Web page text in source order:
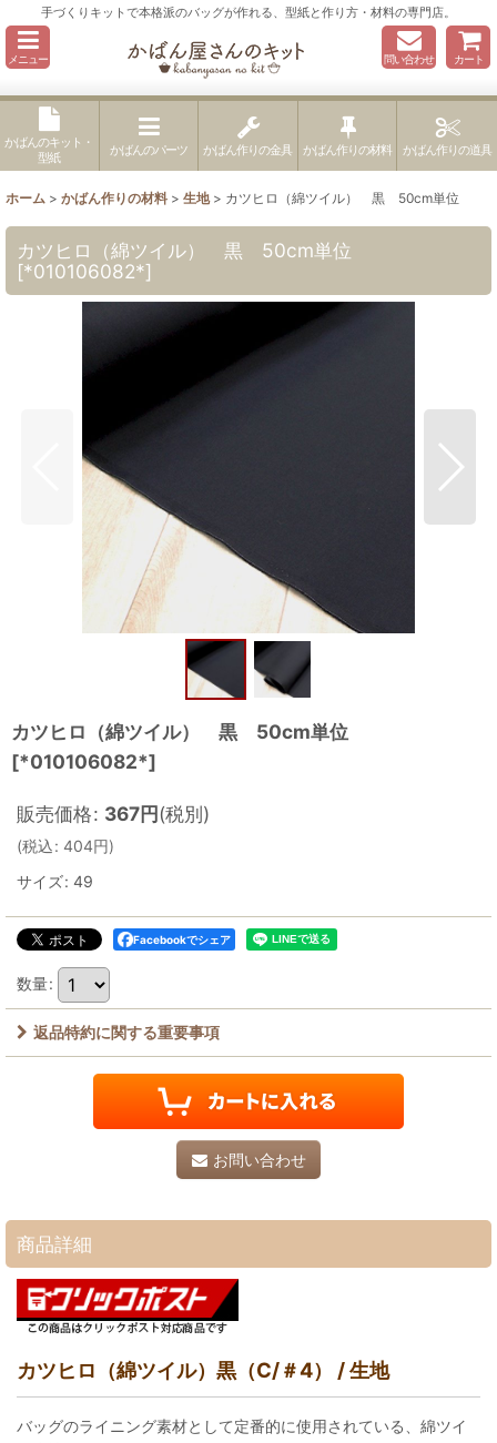
手づくりキットで本格派のバッグが作れる、型紙と作り方・材料の専門店。
メニュー 問い合わせ カート
かばんのキット・
型紙
かばんのパーツ かばん作りの金具 かばん作りの材料 かばん作りの道具
ホーム > かばん作りの材料 > 生地 > カツヒロ（綿ツイル） 黒 50cm単位
カツヒロ（綿ツイル） 黒 50cm単位
[*010106082*]
カツヒロ（綿ツイル） 黒 50cm単位
[*010106082*]
販売価格: 367円(税別)
(税込: 404円)
サイズ: 49
Facebookでシェア
数量:
返品特約に関する重要事項
お問い合わせ
商品詳細
カツヒロ（綿ツイル）黒（C/＃4） / 生地
バッグのライニング素材として定番的に使用されている、綿ツイ